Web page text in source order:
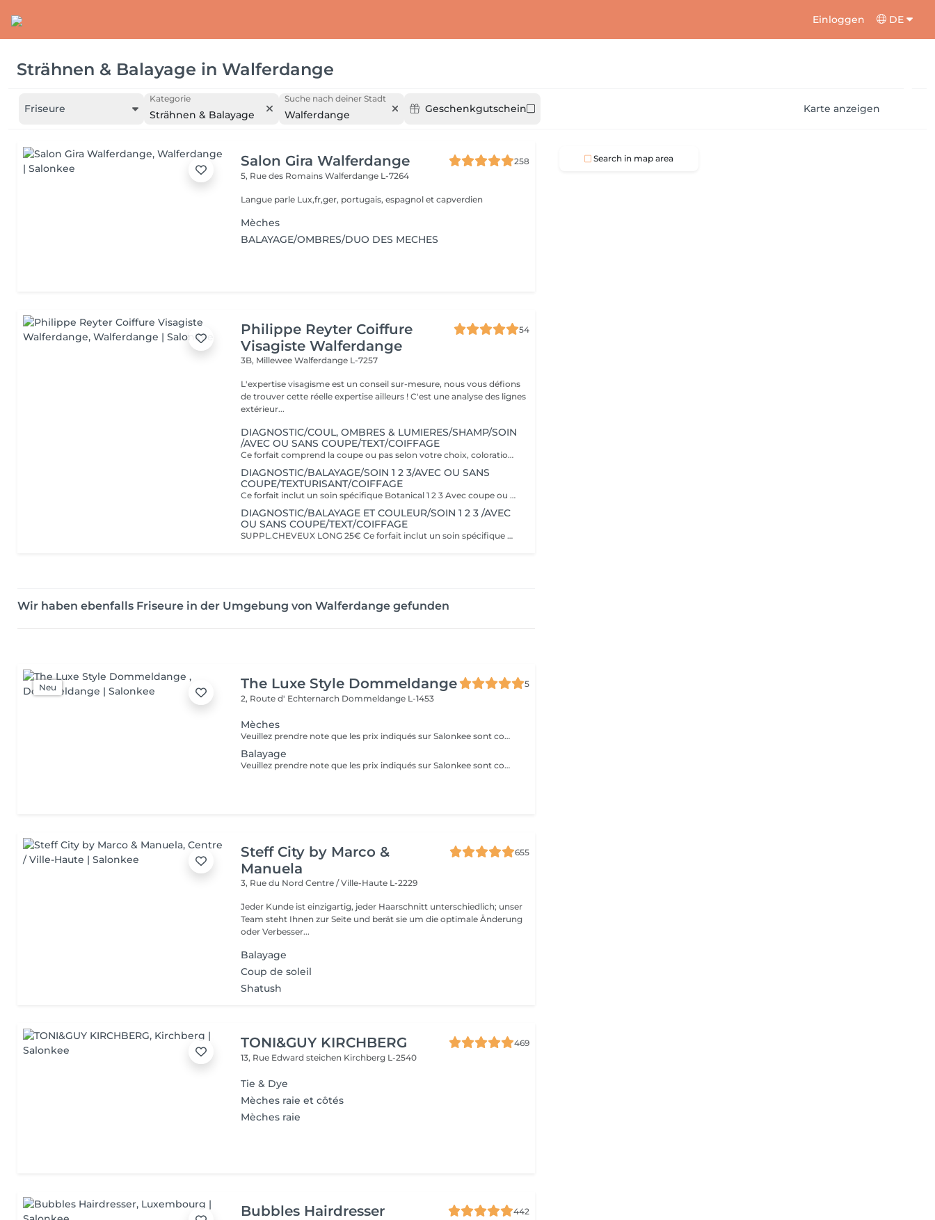
Einloggen DE
Strähnen & Balayage in Walferdange
Friseure
Kategorie
Strähnen & Balayage
Suche nach deiner Stadt
Walferdange Geschenkgutschein Karte anzeigen
Salon Gira Walferdange
258
5, Rue des RomainsWalferdange L-7264
Langue parle Lux,fr,ger, portugais, espagnol et capverdien
Mèches
BALAYAGE/OMBRES/DUO DES MECHES
Philippe Reyter Coiffure
Visagiste Walferdange
54
3B, MilleweeWalferdange L-7257
L'expertise visagisme est un conseil sur-mesure, nous vous défions
de trouver cette réelle expertise ailleurs ! C'est une analyse des lignes
extérieur...
DIAGNOSTIC/COUL, OMBRES & LUMIERES/SHAMP/SOIN
/AVEC OU SANS COUPE/TEXT/COIFFAGE
Ce forfait comprend la coupe ou pas selon votre choix, coloration sur toute la tête et ombres & lumières (effet soleil) Il comprend le soin Botanical 1 2 3 spécifique à la couleur.
DIAGNOSTIC/BALAYAGE/SOIN 1 2 3/AVEC OU SANS
COUPE/TEXTURISANT/COIFFAGE
Ce forfait inclut un soin spécifique Botanical 1 2 3 Avec coupe ou sans la coupe selon votre choix
DIAGNOSTIC/BALAYAGE ET COULEUR/SOIN 1 2 3 /AVEC
OU SANS COUPE/TEXT/COIFFAGE
SUPPL.CHEVEUX LONG 25€ Ce forfait inclut un soin spécifique Botanical 1 2 3 Avec coupe ou sans la coupe selon votre choix
Wir haben ebenfalls Friseure in der Umgebung von Walferdange gefunden
Neu The Luxe Style Dommeldange
5
2, Route d' Echternarch Dommeldange L-1453
Mèches
Veuillez prendre note que les prix indiqués sur Salonkee sont communiqués à titre informatif et s'entendent de base. Ces derniers sont susceptibles de varier selon le diagnostic réalisé à votre arrivée au salon et l'expertise du professionnel à qui vous confiez votre beauté. Dans tous les cas, un devis précis vous sera proposé et toutes réalisations de prestations seront effectuées avec votre accord. Un grand merci d'avance pour votre compréhension. Au plaisir de vous recevoir très vite.
Balayage
Veuillez prendre note que les prix indiqués sur Salonkee sont communiqués à titre informatif et s'entendent de base. Ces derniers sont susceptibles de varier selon le diagnostic réalisé à votre arrivée au salon et l'expertise du professionnel à qui vous confiez votre beauté. Dans tous les cas, un devis précis vous sera proposé et toutes réalisations de prestations seront effectuées avec votre accord. Un grand merci d'avance pour votre compréhension. Au plaisir de vous recevoir très vite.
Steff City by Marco &
Manuela
655
3, Rue du NordCentre / Ville-Haute L-2229
Jeder Kunde ist einzigartig, jeder Haarschnitt unterschiedlich; unser
Team steht Ihnen zur Seite und berät sie um die optimale Änderung
oder Verbesser...
Balayage
Coup de soleil
Shatush
TONI&GUY KIRCHBERG
469
13, Rue Edward steichen Kirchberg L-2540
Tie & Dye
Mèches raie et côtés
Mèches raie
Bubbles Hairdresser
442
Search in map area